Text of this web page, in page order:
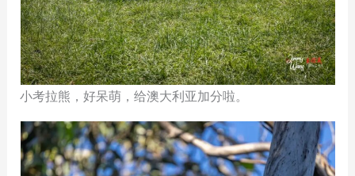
小考拉熊，好呆萌，给澳大利亚加分啦。